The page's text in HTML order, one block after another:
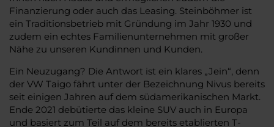
Finanzierung oder auch das Leasing. Steinböhmer ist
ein Traditionsbetrieb mit Gründung im Jahr 1930 und
zudem ein echtes Familienunternehmen mit großer
Nähe zu unseren Kundinnen und Kunden.
Ein Neuzugang? Die Antwort ist ein klares „Jein“, denn
der VW Taigo fährt unter der Bezeichnung Nivus bereits
seit einigen Jahren auf dem südamerikanischen Markt.
Ende 2021 debütierte das kleine SUV auch in Europa
und basiert zum Teil auf dem bereits etablierten T-